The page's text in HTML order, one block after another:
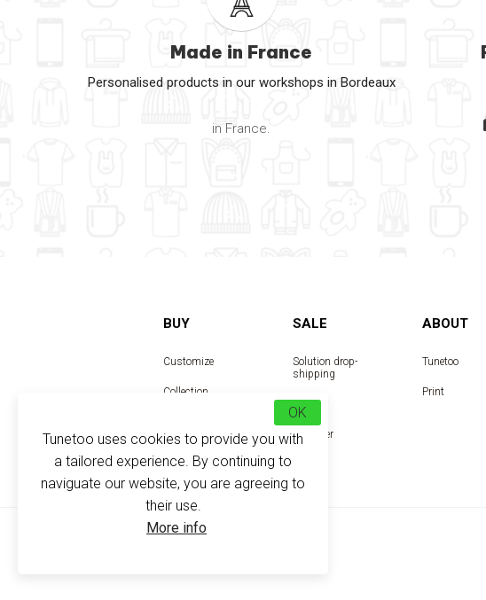
Made in France
Personalised products in our workshops in Bordeaux
in France.
BUY
Customize
Collection
SALE
Solution drop-
shipping
Reseller
Designer
ABOUT
Tunetoo
Print
Tunetoo uses cookies to provide you with
a tailored experience. By continuing to
naviguate our website, you are agreeing to
their use.
More info
OK